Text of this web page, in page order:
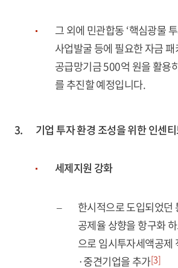
그 외에 민관합동 ‘핵심광물
사업발굴 등에 필요한 자금
공급망기금 500억 원을 활용
를 추진할 예정입니다.
3. 기업 투자 환경 조성을 위한 인센
세제지원 강화
–
한시적으로 도입되었던
공제율 상향을 항구화
으로 임시투자세액공제
·중견기업을 추가[3]